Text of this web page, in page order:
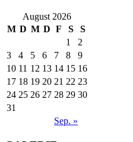
August 2026
M D M D F S S
Sep. »
1
2
3
4 5 6 7 8
9
10 11 12 13 14 15 16
17 18 19 20 21 22 23
24 25 26 27 28 29 30
31